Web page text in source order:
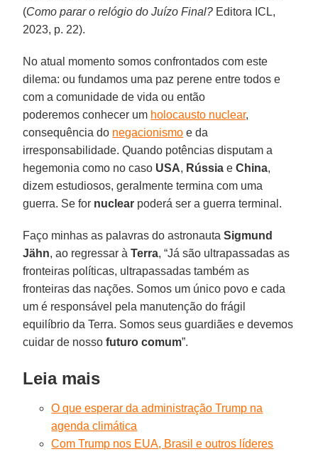
(Como parar o relógio do Juízo Final? Editora ICL,
2023, p. 22).
No atual momento somos confrontados com este
dilema: ou fundamos uma paz perene entre todos e
com a comunidade de vida ou então
poderemos conhecer um holocausto nuclear,
consequência do negacionismo e da
irresponsabilidade. Quando potências disputam a
hegemonia como no caso USA, Rússia eChina,
dizem estudiosos, geralmente termina com uma
guerra. Se for nuclear poderá ser a guerra terminal.
Faço minhas as palavras do astronautaSigmund
Jähn, ao regressar àTerra, “Já são ultrapassadas as
fronteiras políticas, ultrapassadas também as
fronteiras das nações. Somos um único povo e cada
um é responsável pela manutenção do frágil
equilíbrio da Terra. Somos seus guardiães e devemos
cuidar de nossofuturo comum”.
Leia mais
O que esperar da administração Trump na
agenda climática
Com Trump nos EUA, Brasil e outros líderes